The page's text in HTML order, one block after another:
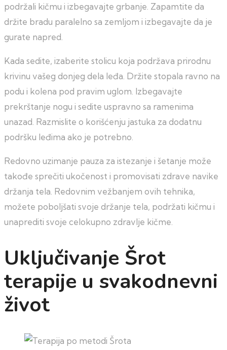
podržali kičmu i izbegavajte grbanje. Zapamtite da
držite bradu paralelno sa zemljom i izbegavajte da je
gurate napred.
Kada sedite, izaberite stolicu koja podržava prirodnu
krivinu vašeg donjeg dela leđa. Držite stopala ravno na
podu i kolena pod pravim uglom. Izbegavajte
prekrštanje nogu i sedite uspravno sa ramenima
unazad. Razmislite o korišćenju jastuka za dodatnu
podršku leđima ako je potrebno.
Redovno uzimanje pauza za istezanje i šetanje može
takođe sprečiti ukočenost i promovisati zdrave navike
držanja tela. Redovnim vežbanjem ovih tehnika,
možete poboljšati svoje držanje tela, podržati kičmu i
unaprediti svoje celokupno zdravlje kičme.
Uključivanje Šrot
terapije u svakodnevni
život